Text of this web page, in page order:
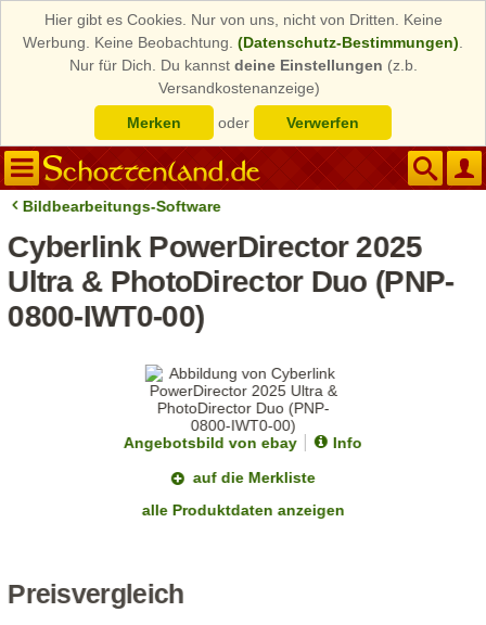
Hier gibt es Cookies. Nur von uns, nicht von Dritten. Keine
Werbung. Keine Beobachtung. (Datenschutz-Bestimmungen)
Nur für Dich. Du kannst deine Einstellungen (z.b.
Versandkostenanzeige)
Merken
oder Verwerfen
Bildbearbeitungs-Software
Cyberlink PowerDirector 2025
Ultra & PhotoDirector Duo (PNP-
0800-IWT0-00)
Angebotsbild von ebay
Info
auf die Merkliste
alle Produktdaten anzeigen
Preisvergleich